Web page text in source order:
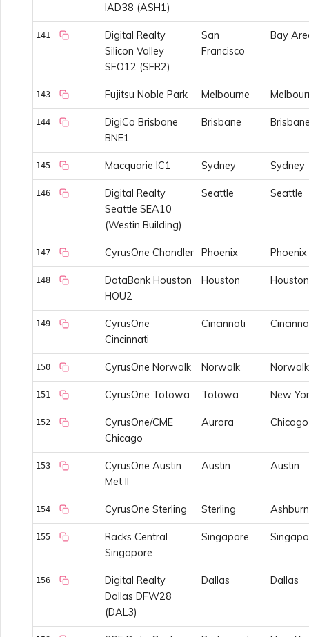
IAD38 (ASH1)
141
Digital Realty
Silicon Valley
SFO12 (SFR2)
San
Francisco
Bay
143 Fujitsu Noble Park Melbourne
144
DigiCo Brisbane
BNE1
Brisbane
145 Macquarie IC1 Sydney Sydney
146
Digital Realty
Seattle SEA10
(Westin Building)
Seattle Seattle
147 CyrusOne Chandler Phoenix Phoenix
148
DataBank Houston
HOU2
Houston Houston
149
CyrusOne
Cincinnati
Cincinnati
150 CyrusOne Norwalk Norwalk Norwalk
151 CyrusOne Totowa Totowa New
152
CyrusOne/CME
Chicago
Aurora Chicago
153
CyrusOne Austin
Met II
Austin Austin
154 CyrusOne Sterling Sterling Ashburn
155
Racks Central
Singapore
Singapore
156
Digital Realty
Dallas DFW28
(DAL3)
Dallas Dallas